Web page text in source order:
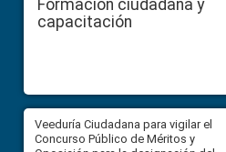
Formación ciudadana y
capacitación
Veeduría Ciudadana para vigilar el
Concurso Público de Méritos y